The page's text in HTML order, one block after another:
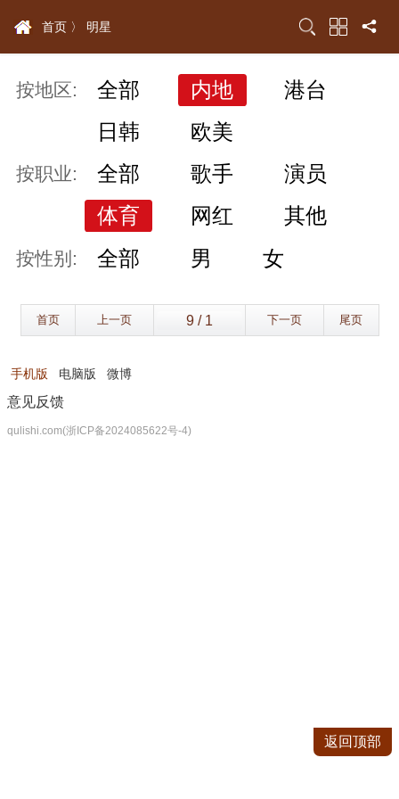
首页 〉 明星
按地区: 全部 内地
港台
日韩
欧美
按职业: 全部 歌手
演员
体育
网红 其他
按性别: 全部 男 女
首页 上一页 下一页 尾页
手机版 电脑版 微博
意见反馈
qulishi.com(浙ICP备2024085622号-4)
返回顶部